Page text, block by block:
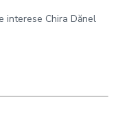
interese Chira Dănel